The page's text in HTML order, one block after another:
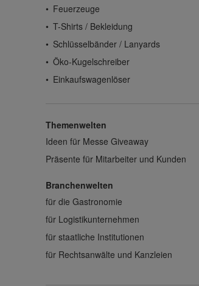
Feuerzeuge
T-Shirts / Bekleidung
Schlüsselbänder / Lanyards
Öko-Kugelschreiber
Einkaufswagenlöser
Themenwelten
Ideen für Messe Giveaway
Präsente für Mitarbeiter und Kunden
Branchenwelten
für die Gastronomie
für Logistikunternehmen
für staatliche Institutionen
für Rechtsanwälte und Kanzleien